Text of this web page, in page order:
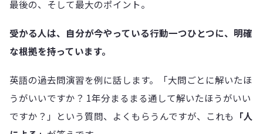
最後の、そして最大のポイント。
受かる人は、自分が今やっている行動一つひとつに、明確
な根拠を持っています。
英語の過去問演習を例に話します。「大問ごとに解いたほ
うがいいですか？ 1年分まるまる通して解いたほうがいい
ですか？」という質問、よくもらうんですが、これも 「人